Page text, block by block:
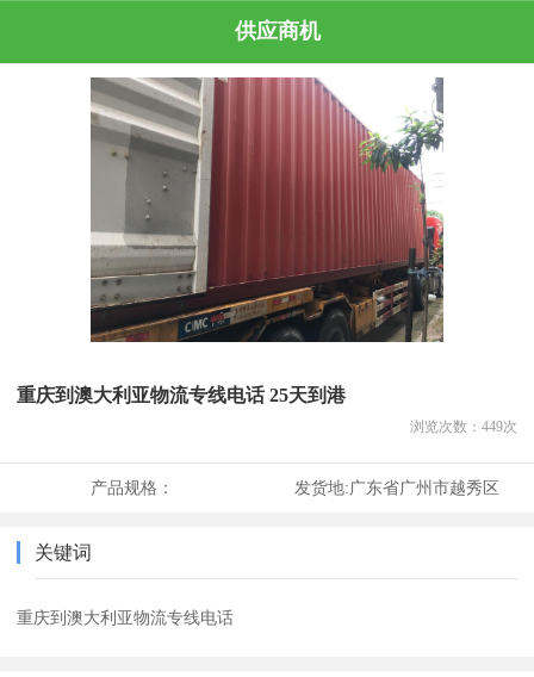
供应商机
重庆到澳大利亚物流专线电话 25天到港
浏览次数： 449次
产品规格： 发货地:广东省广州市越秀区
关键词
重庆到澳大利亚物流专线电话